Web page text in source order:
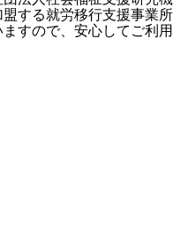
する就労移行支援事業所
すので、安心してご利用